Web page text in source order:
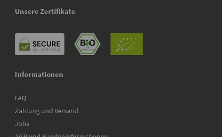
Unsere Zertifikate
Informationen
FAQ
Zahlung und Versand
Jobs